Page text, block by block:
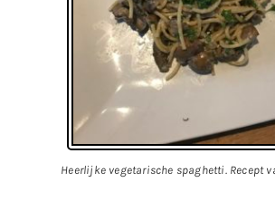
Heerlijke vegetarische spaghetti. Recept